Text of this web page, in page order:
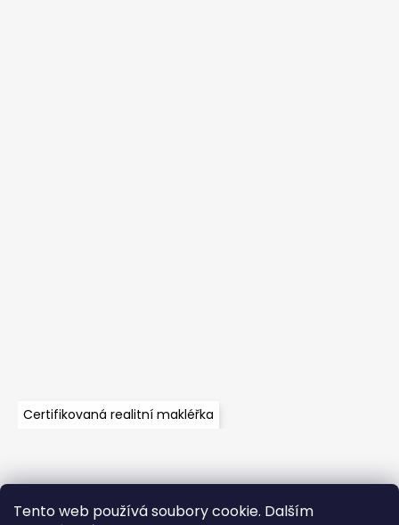
Tento web používá soubory cookie. Dalším
Certifikovaná realitní makléřka
Velkoobchod Časté dotazy Obchodní podmínky